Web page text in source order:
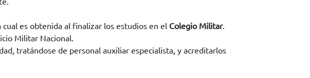
es obtenida al finalizar los estudios en el Colegio Militar.
Militar Nacional.
tratándose de personal auxiliar especialista, y acreditarlos